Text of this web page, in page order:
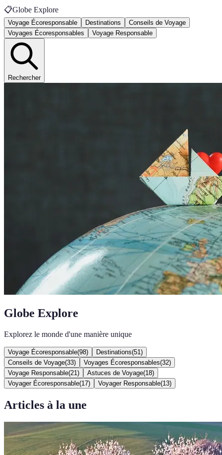
📋Globe Explore
Voyage Écoresponsable Destinations
Conseils de Voyage
Voyages Écoresponsables
Voyage Responsable
Rechercher
Globe Explore
Explorez le monde d'une manière unique
Voyage Écoresponsable(98) Destinations(51 )
Conseils de Voyage(33) Voyages Écoresponsables(32)
Voyage Responsable(21 ) Astuces de Voyage(18)
Voyager Écoresponsable(17) Voyager Responsable(13)
Articles à la une